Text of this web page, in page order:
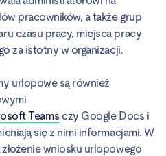
pracowników, a także grup
czasu pracy, miejsca pracy
za istotny w organizacji.
urlopowe są również
Teams czy Google Docs i
się z nimi informacjami. W
wniosku urlopowego